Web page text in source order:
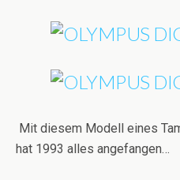
Mit diesem Modell eines
hat 1993 alles angefangen…